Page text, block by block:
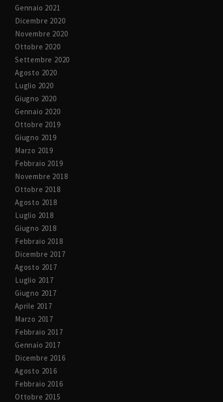
Gennaio 2021
Dicembre 2020
Novembre 2020
Ottobre 2020
Settembre 2020
Agosto 2020
Luglio 2020
Giugno 2020
Gennaio 2020
Ottobre 2019
Giugno 2019
Marzo 2019
Febbraio 2019
Novembre 2018
Ottobre 2018
Agosto 2018
Luglio 2018
Giugno 2018
Febbraio 2018
Dicembre 2017
Agosto 2017
Luglio 2017
Giugno 2017
Aprile 2017
Marzo 2017
Febbraio 2017
Gennaio 2017
Dicembre 2016
Agosto 2016
Febbraio 2016
Ottobre 2015